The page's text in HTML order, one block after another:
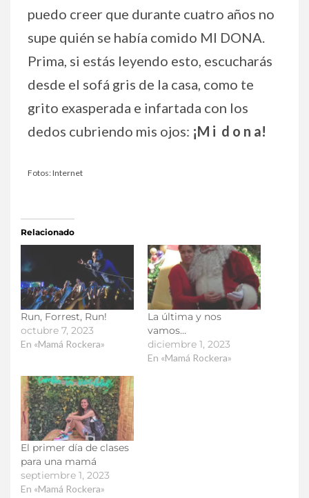
puedo creer que durante cuatro años no
supe quién se había comido MI DONA.
Prima, si estás leyendo esto, escucharás
desde el sofá gris de la casa, como te
grito exasperada e infartada con los
dedos cubriendo mis ojos: ¡M i d o n a!
Fotos: Internet
Relacionado
Run, Forrest, Run!
octubre 7, 2023
En «Mamá Rockera»
La última y nos
vamos…
diciembre 1, 2023
En «Mamá Rockera»
El primer día de clases
para una mamá
septiembre 1, 2023
En «Mamá Rockera»